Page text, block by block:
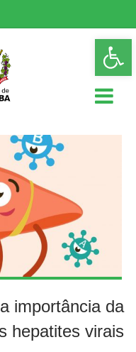
importância da
hepatites virais